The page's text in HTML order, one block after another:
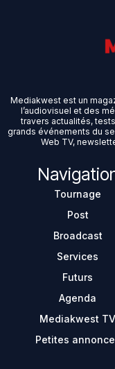
Mediakwest est un
l’audiovisuel et des
travers actualités,
grands événements du
Web TV,
Tournage
Post
Broadcast
Services
Futurs
Agenda
Mediakwest TV
Petites